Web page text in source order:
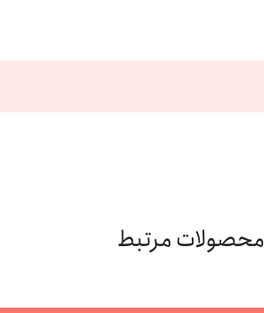
محصولات مرتبط